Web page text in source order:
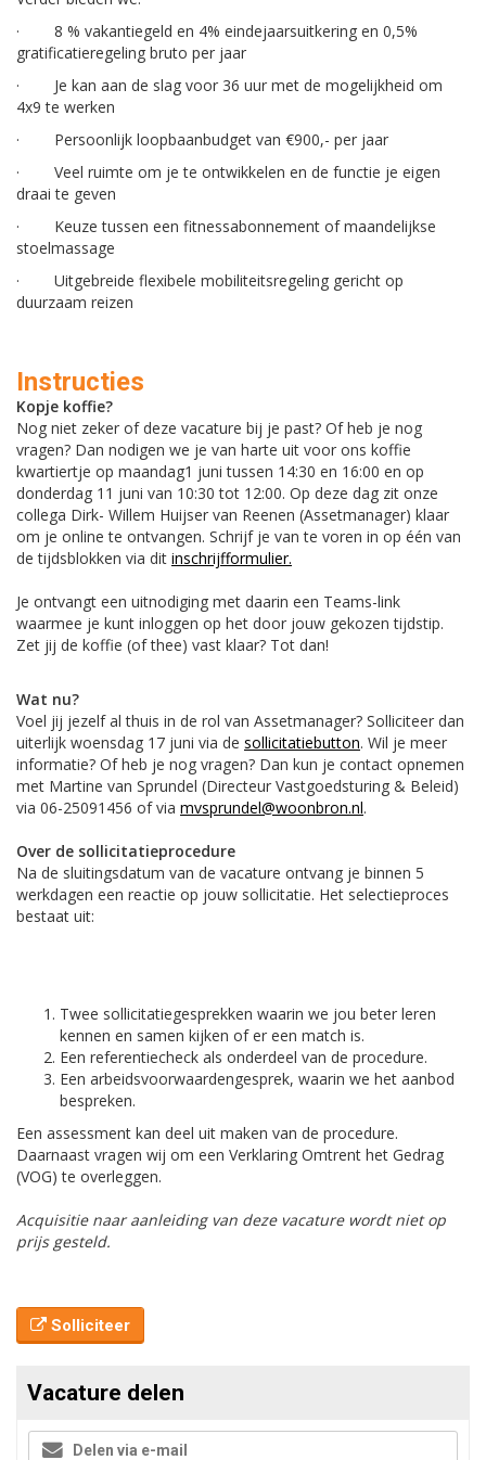
· 8 % vakantiegeld en 4% eindejaarsuitkering en 0,5%
gratificatieregeling bruto per jaar
· Je kan aan de slag voor 36 uur met de mogelijkheid om
4x9 te werken
· Persoonlijk loopbaanbudget van €900,- per jaar
· Veel ruimte om je te ontwikkelen en de functie je eigen
draai te geven
· Keuze tussen een fitnessabonnement of maandelijkse
stoelmassage
· Uitgebreide flexibele mobiliteitsregeling gericht op
duurzaam reizen
Instructies
Kopje koffie?
Nog niet zeker of deze vacature bij je past? Of heb je nog
vragen? Dan nodigen we je van harte uit voor ons koffie
kwartiertje op maandag1 juni tussen 14:30 en 16:00 en op
donderdag 11 juni van 10:30 tot 12:00. Op deze dag zit onze
collega Dirk- Willem Huijser van Reenen (Assetmanager) klaar
om je online te ontvangen. Schrijf je van te voren in op één van
de tijdsblokken via dit inschrijfformulier.
Je ontvangt een uitnodiging met daarin een Teams-link
waarmee je kunt inloggen op het door jouw gekozen tijdstip.
Zet jij de koffie (of thee) vast klaar? Tot dan!
Wat nu?
Voel jij jezelf al thuis in de rol van Assetmanager? Solliciteer dan
uiterlijk woensdag 17 juni via de sollicitatiebutton. Wil je meer
informatie? Of heb je nog vragen? Dan kun je contact opnemen
met Martine van Sprundel (Directeur Vastgoedsturing & Beleid)
via 06-25091456 of via mvsprundel@woonbron.nl.
Over de sollicitatieprocedure
Na de sluitingsdatum van de vacature ontvang je binnen 5
werkdagen een reactie op jouw sollicitatie. Het selectieproces
bestaat uit:
Twee sollicitatiegesprekken waarin we jou beter leren
kennen en samen kijken of er een match is.
Een referentiecheck als onderdeel van de procedure.
Een arbeidsvoorwaardengesprek, waarin we het aanbod
bespreken.
Een assessment kan deel uit maken van de procedure.
Daarnaast vragen wij om een Verklaring Omtrent het Gedrag
(VOG) te overleggen.
Acquisitie naar aanleiding van deze vacature wordt niet op
prijs gesteld.
Solliciteer
Vacature delen
Delen via e-mail